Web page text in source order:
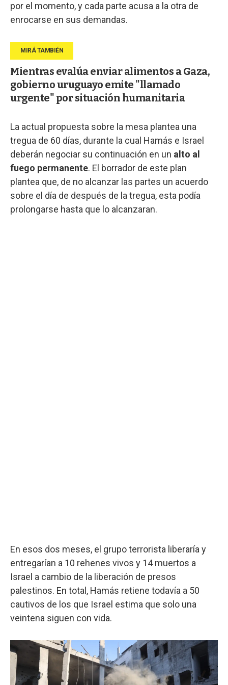
por el momento, y cada parte acusa a la otra de
enrocarse en sus demandas.
Mientras evalúa enviar alimentos a Gaza,
gobierno uruguayo emite "llamado
urgente" por situación humanitaria
La actual propuesta sobre la mesa plantea una
tregua de 60 días, durante la cual Hamás e Israel
deberán negociar su continuación en un alto al
fuego permanente. El borrador de este plan
plantea que, de no alcanzar las partes un acuerdo
sobre el día de después de la tregua, esta podía
prolongarse hasta que lo alcanzaran.
En esos dos meses, el grupo terrorista liberaría y
entregarían a 10 rehenes vivos y 14 muertos a
Israel a cambio de la liberación de presos
palestinos. En total, Hamás retiene todavía a 50
cautivos de los que Israel estima que solo una
veintena siguen con vida.